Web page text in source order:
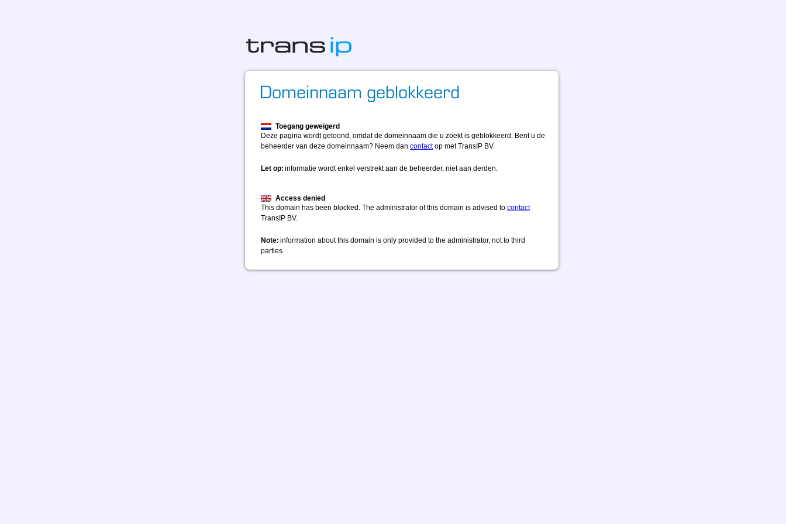
Toegang geweigerd
Deze pagina wordt getoond, omdat de domeinnaam die u zoekt is geblokkeerd. Bent u de
beheerder van deze domeinnaam? Neem dan contactop met TransIP BV.
Let op: informatie wordt enkel verstrekt aan de beheerder, niet aan derden.
Access denied
This domain has been blocked. The administrator of this domain is advised to contact
TransIP BV.
Note: information about this domain is only provided to the administrator, not to third
parties.